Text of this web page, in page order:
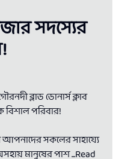
সদস্যের
ব্লাড ডোনার্স ক্লাব
পরিবার!
সকলের সাহায্যে
মানুষের পাশ...Read